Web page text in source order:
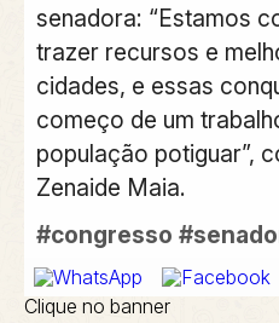
senadora: “Estamos
trazer recursos e
cidades, e essas
começo de um
população potiguar”,
Zenaide Maia.
#congresso
Clique no banner